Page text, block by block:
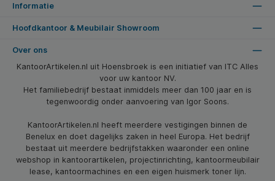
Informatie
Hoofdkantoor & Meubilair Showroom
Over ons
KantoorArtikelen.nl uit Hoensbroek is een initiatief van ITC Alles
voor uw kantoor NV.
Het familiebedrijf bestaat inmiddels meer dan 100 jaar en is
tegenwoordig onder aanvoering van Igor Soons.
KantoorArtikelen.nl heeft meerdere vestigingen binnen de
Benelux en doet dagelijks zaken in heel Europa. Het bedrijf
bestaat uit meerdere bedrijfstakken waaronder een online
webshop in kantoorartikelen, projectinrichting, kantoormeubilair
lease, kantoormachines en een eigen huismerk toner lijn.